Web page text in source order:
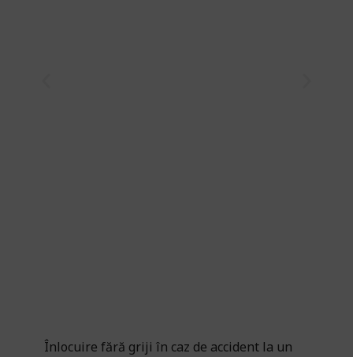
Înlocuire fără griji în caz de accident la un